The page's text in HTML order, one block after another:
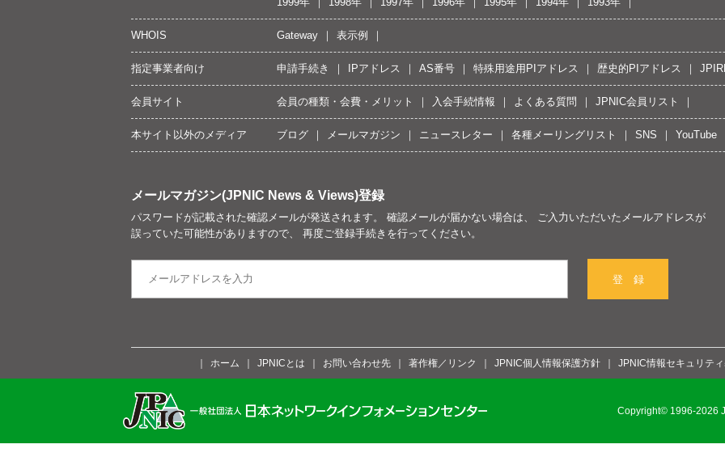
WHOIS Gateway 表示例
指定事業者向け 申請手続き IPアドレス AS番号 特殊用途用PIアドレス 歴史的PIアドレス
会員サイト 会員の種類・会費・メリット 入会手続情報 よくある質問 JPNIC会員リスト
本サイト以外のメディア ブログ メールマガジン ニュースレター 各種メーリングリスト SNS YouTube
メールマガジン(JPNIC News & Views)登録
パスワードが記載された確認メールが発送されます。 確認メールが届かない場合は、 ご入力いただいたメールアドレスが
誤っていた可能性がありますので、 再度ご登録手続きを行ってください。
登 録
ホーム JPNICとは お問い合わせ先 著作権／リンク JPNIC個人情報保護方針 JPNIC情報セキュリテ
Copyright© 1996-2026